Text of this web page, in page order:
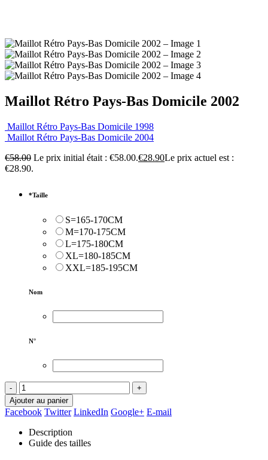
Maillot Rétro Pays-Bas Domicile 2002
Maillot Rétro Pays-Bas Domicile 1998
Maillot Rétro Pays-Bas Domicile 2004
€58.00 Le prix initial était : €58.00.€28.90Le prix actuel est :
€28.90.
*Taille
S=165-170CM
M=170-175CM
L=175-180CM
XL=180-185CM
XXL=185-195CM
Nom
N°
-
+
Ajouter au panier
Facebook Twitter LinkedIn Google+ E-mail
Description
Guide des tailles